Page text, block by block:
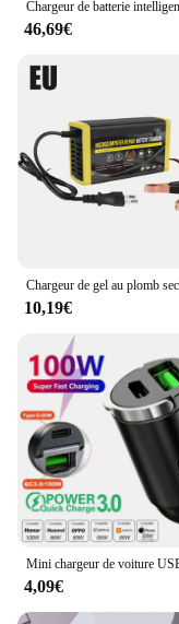
46,69€
10,19€
4,09€